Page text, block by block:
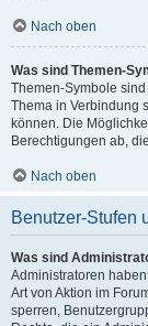
Nach oben
Was sind Themen-
Themen-Symbole
Thema in Verbindung
können. Die
Berechtigungen ab,
Nach oben
Benutzer-Stufen
Was sind
Administratoren
Art von Aktion im
sperren,